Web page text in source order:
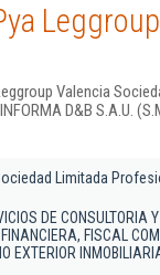
Valencia
D&B S.A.U.
Limitada
DE CONSULTORIA
FISCAL
EXTERIOR